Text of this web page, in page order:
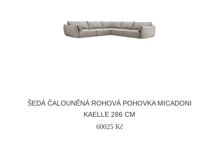
ŠEDÁ ČALOUNĚNÁ ROHOVÁ POHOVKA MICADONI
KAELLE 286 CM
60025 Kč